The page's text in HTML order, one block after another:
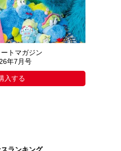
トマガジン
年7月号
入する